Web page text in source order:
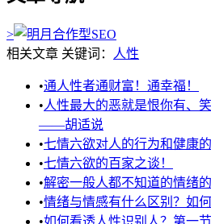
>
相关文章 关键词： 人性
•通人性者通财富！通幸福！
•人性最大的恶就是恨你有、
——胡适说
•七情六欲对人的行为和健康
•七情六欲的百家之谈！
•解密一般人都不知道的情绪的
•情绪与情感有什么区别？如何
•如何看透人性识别人？第一节